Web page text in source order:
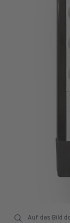
Auf das Bild